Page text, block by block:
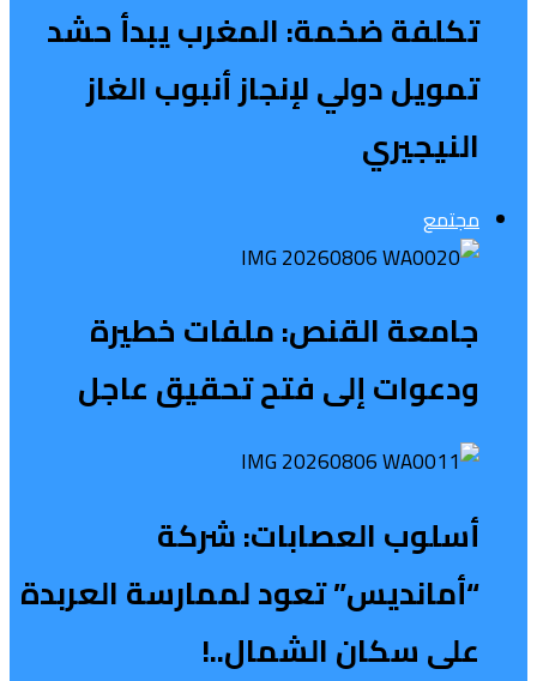
تكلفة ضخمة: المغرب يبدأ حشد
تمويل دولي لإنجاز أنبوب الغاز
النيجيري
مجتمع
جامعة القنص: ملفات خطيرة
ودعوات إلى فتح تحقيق عاجل
أسلوب العصابات: شركة
“أمانديس” تعود لممارسة العربدة
على سكان الشمال..!